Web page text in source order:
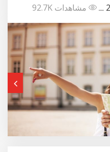
ــ مشاهدات 92.7K